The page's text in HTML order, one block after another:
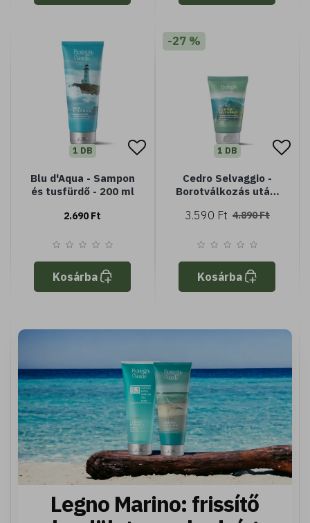
1 DB
Blu d'Aqua - Sampon
és tusfürdő - 200 ml
2.690 Ft
Kosárba
-27 %
1 DB
Cedro Selvaggio -
Borotválkozás utáni
3.590 Ft 4.890 Ft
Kosárba
Legno Marino: frissítő